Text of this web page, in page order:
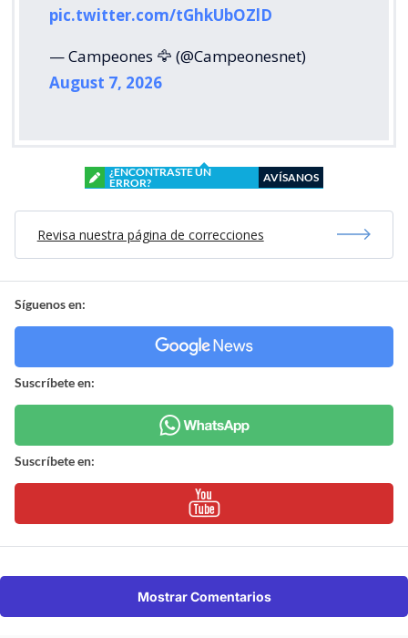
pic.twitter.com/tGhkUbOZlD
— Campeones 🦅 (@Campeonesnet)
August 7, 2026
¿ENCONTRASTE UN
ERROR?
AVÍSANOS
Revisa nuestra página de correcciones
Síguenos en:
Suscríbete en:
Suscríbete en:
Mostrar Comentarios